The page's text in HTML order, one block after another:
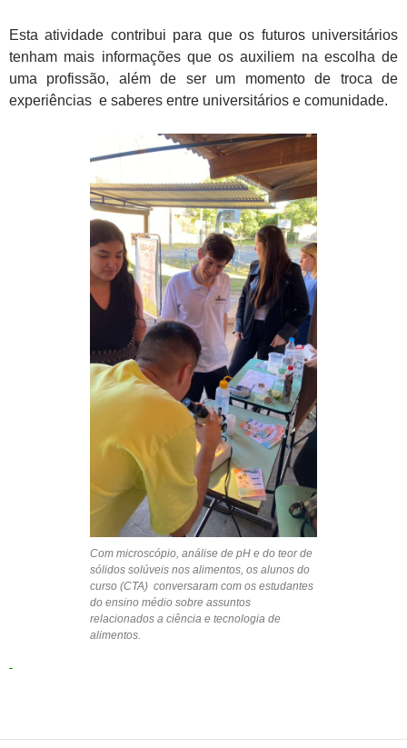
Esta atividade contribui para que os futuros universitários
tenham mais informações que os auxiliem na escolha de
uma profissão, além de ser um momento de troca de
experiências e saberes entre universitários e comunidade.
Com microscópio, análise de pH e do teor de
sólidos solúveis nos alimentos, os alunos do
curso (CTA) conversaram com os estudantes
do ensino médio sobre assuntos
relacionados a ciência e tecnologia de
alimentos.